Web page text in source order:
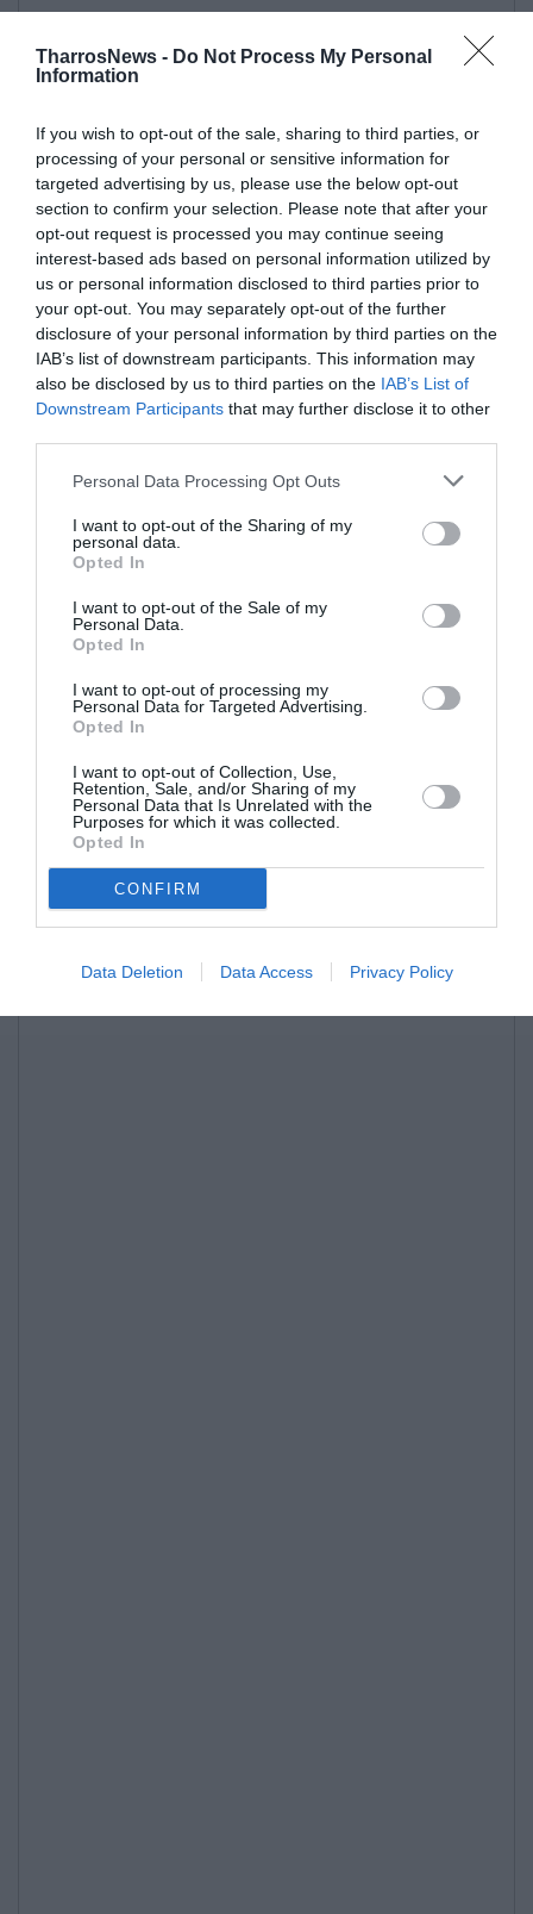
TharrosNews - Do Not Process My Personal
Information
If you wish to opt-out of the sale, sharing to third parties, or
processing of your personal or sensitive information for
targeted advertising by us, please use the below opt-out
section to confirm your selection. Please note that after your
opt-out request is processed you may continue seeing
interest-based ads based on personal information utilized by
us or personal information disclosed to third parties prior to
your opt-out. You may separately opt-out of the further
disclosure of your personal information by third parties on the
IAB’s list of downstream participants. This information may
also be disclosed by us to third parties on the IAB’s List of
Downstream Participants that may further disclose it to other
Personal Data Processing Opt Outs
I want to opt-out of the Sharing of my
personal data.
Opted In
I want to opt-out of the Sale of my
Personal Data.
Opted In
I want to opt-out of processing my
Personal Data for Targeted Advertising.
Opted In
I want to opt-out of Collection, Use,
Retention, Sale, and/or Sharing of my
Personal Data that Is Unrelated with the
Purposes for which it was collected.
Opted In
CONFIRM
Data Deletion Data Access Privacy Policy